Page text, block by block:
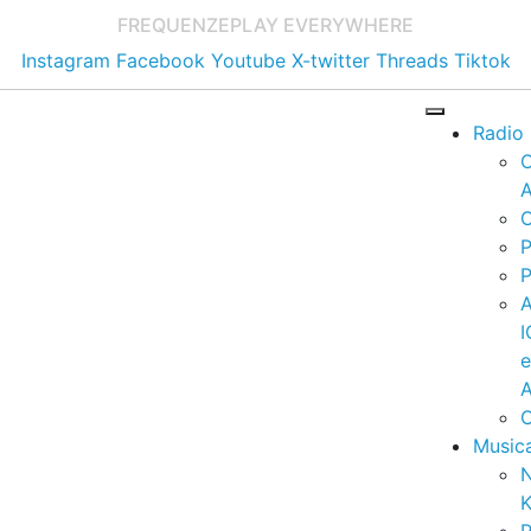
FREQUENZEPLAY EVERYWHERE
Instagram Facebook Youtube X-twitter Threads Tiktok
Radio
e